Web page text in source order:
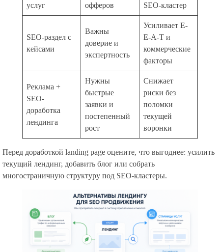
услуг
офферов
SEO-кластер
SEO-раздел с
кейсами
Важны
доверие и
экспертность
Усиливает E-
E-A-T и
коммерческие
факторы
Реклама +
SEO-
доработка
лендинга
Нужны
быстрые
заявки и
постепенный
рост
Снижает
риски без
поломки
текущей
воронки
Перед доработкой landing page оцените, что выгоднее: усилить
текущий лендинг, добавить блог или собрать
многостраничную структуру под SEO-кластеры.